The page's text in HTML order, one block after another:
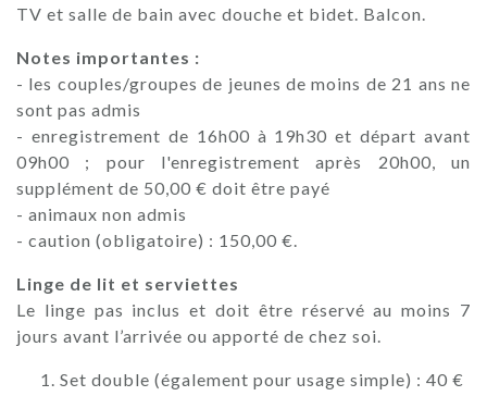
TV et salle de bain avec douche et bidet. Balcon.
Notes importantes :
- les couples/groupes de jeunes de moins de 21 ans ne
sont pas admis
- enregistrement de 16h00 à 19h30 et départ avant
09h00 ; pour l'enregistrement après 20h00, un
supplément de 50,00 € doit être payé
- animaux non admis
- caution (obligatoire) : 150,00 €.
Linge de lit et serviettes
Le linge pas inclus et doit être réservé au moins 7
jours avant l’arrivée ou apporté de chez soi.
Set double (également pour usage simple) : 40 €